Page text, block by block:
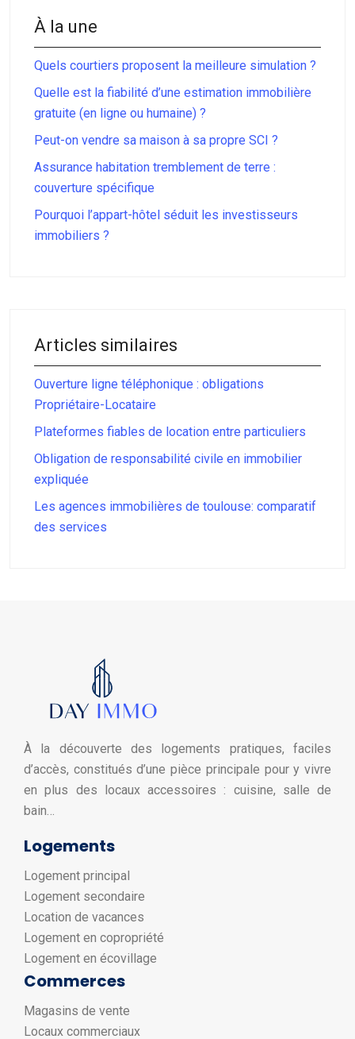
À la une
Quels courtiers proposent la meilleure simulation ?
Quelle est la fiabilité d’une estimation immobilière
gratuite (en ligne ou humaine) ?
Peut-on vendre sa maison à sa propre SCI ?
Assurance habitation tremblement de terre :
couverture spécifique
Pourquoi l’appart-hôtel séduit les investisseurs
immobiliers ?
Articles similaires
Ouverture ligne téléphonique : obligations
Propriétaire-Locataire
Plateformes fiables de location entre particuliers
Obligation de responsabilité civile en immobilier
expliquée
Les agences immobilières de toulouse: comparatif
des services
À la découverte des logements pratiques, faciles
d’accès, constitués d’une pièce principale pour y vivre
en plus des locaux accessoires : cuisine, salle de
bain…
Logements
Logement principal
Logement secondaire
Location de vacances
Logement en copropriété
Logement en écovillage
Commerces
Magasins de vente
Locaux commerciaux